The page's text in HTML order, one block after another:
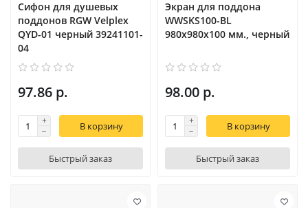
Сифон для душевых
поддонов RGW Velplex
QYD-01 черный 39241101-
04
97.86 р.
В корзину
Быстрый заказ
Экран для поддона
WWSKS100-BL
980х980х100 мм., черный
98.00 р.
В корзину
Быстрый заказ